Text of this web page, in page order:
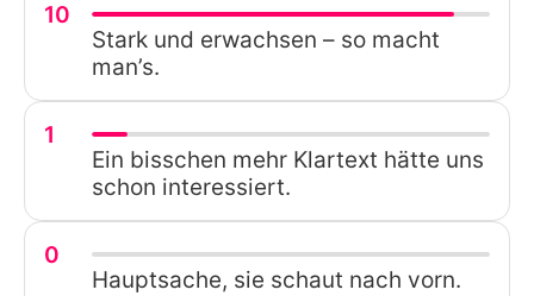
10
Stark und erwachsen – so macht
man’s.
1
Ein bisschen mehr Klartext hätte uns
schon interessiert.
0
Hauptsache, sie schaut nach vorn.